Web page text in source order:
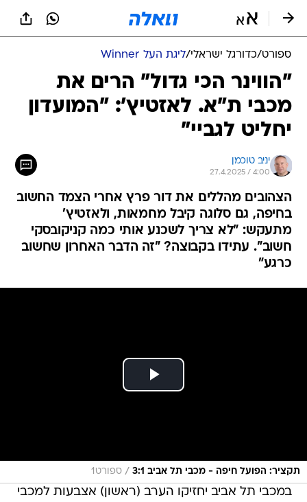
ספורט/כדורגל ישראלי/ליגת העל Winner
"הווינר הכי גדול" הרים את
מכבי ת"א. לאזטיץ': "המועדון
יחליט לגביי"
יניב טוכמן
27.4.2025 / 4:00
הצהובים מהללים את דור פרץ אחרי הצמד החשוב
בחיפה, גם סלוגה קיבל מחמאות, ולאזטיץ'
מתעקש: "לא צריך לשכנע אותי כמה קניקובסקי
חשוב". עתידו בקבוצה? "זה הדבר האחרון שחשוב
כרגע"
תקציר: הפועל חיפה - מכבי תל אביב 3:1 / ספורט1
במכבי תל אביב יחזיקו הערב (ראשון) אצבעות למכבי